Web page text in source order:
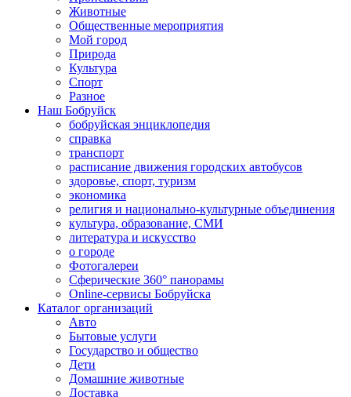
Животные
Общественные мероприятия
Мой город
Природа
Культура
Спорт
Разное
Наш Бобруйск
бобруйская энциклопедия
справка
транспорт
расписание движения городских автобусов
здоровье, спорт, туризм
экономика
религия и национально-культурные объединения
культура, образование, СМИ
литература и искусство
о городе
Фотогалереи
Сферические 360° панорамы
Online-сервисы Бобруйска
Каталог организаций
Авто
Бытовые услуги
Государство и общество
Дети
Домашние животные
Доставка